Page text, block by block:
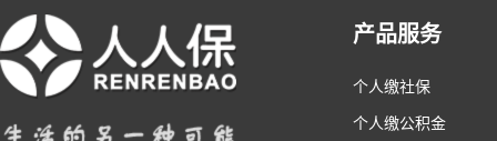
产品服务
个人缴社保
个人缴公积金